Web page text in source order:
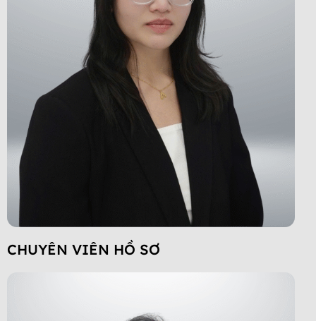
CHUYÊN VIÊN HỒ SƠ